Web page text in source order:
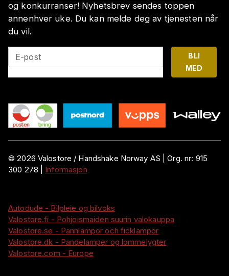
og konkurranser! Nyhetsbrev sendes toppen
annenhver uke. Du kan melde deg av tjenesten når
du vil.
E-post
BLI
MED
©2026 Valostore / Handshake Norway AS |Org. nr: 915
300 278
Informasjon
Autodude - Bilpleie og bilvoks
Valostore.fi - Pohjoismaiden suurin valokauppa
Valostore.se - Pannlampor och ficklampor
Valostore.dk - Pandelamper og lommelygter
Valostore.com - Europe